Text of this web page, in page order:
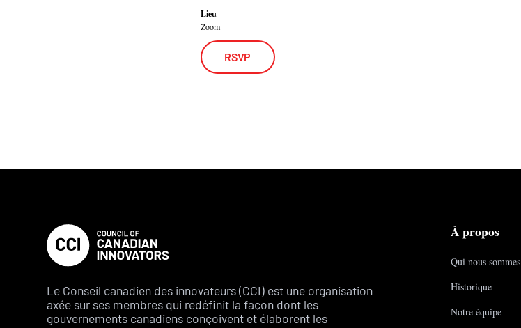
Lieu
Zoom
RSVP
Le Conseil canadien des innovateurs (CCI) est une organisation
axée sur ses membres qui redéfinit la façon dont les
gouvernements canadiens conçoivent et élaborent les
À propos
Qui nous sommes
Historique
Notre équipe